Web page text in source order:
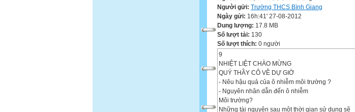
Người gửi: Trường THCS Bình Giang
Ngày gửi: 16h:41' 27-08-2012
Dung lượng: 17.8 MB
Số lượt tải: 130
Số lượt thích: 0 người
9
NHIỆT LIỆT CHÀO MỪNG
QUÝ THẦY CÔ VỀ DỰ GIỜ
- Nêu hậu quả của ô nhiễm môi trường ?
- Nguyên nhân dẫn đến ô nhiễm
Môi trường?
Những tài nguyên sau một thời gian sử dụng sẽ